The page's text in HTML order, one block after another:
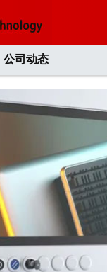
公司动态